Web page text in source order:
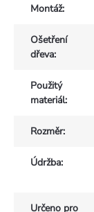
Montáž:
Ošetření
dřeva:
Použitý
materiál:
Rozměr:
Údržba:
Určeno pro